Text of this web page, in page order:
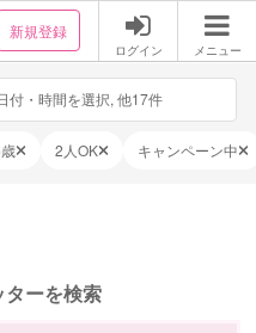
新規登録
ログイン メニュー
付・時間を選択, 他17件
2人OK キャンペーン中
ーを検索